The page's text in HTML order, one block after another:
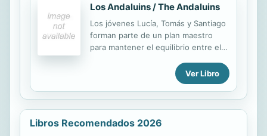
Los Andaluins / The Andaluins
Los jóvenes Lucía, Tomás y Santiago
forman parte de un plan maestro
para mantener el equilibrio entre el
abuelos, la bruja Ananda y sus
mascotas, deberán reunir siete
elementos para lograr el éxito en una
Decadunol, una tierra donde se lucha
Ver Libro
Libros Recomendados 2026